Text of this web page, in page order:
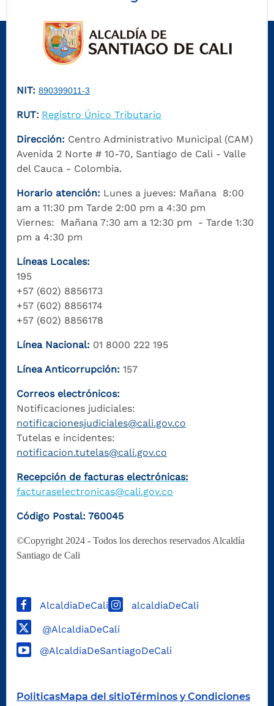
NIT: 890399011-3
RUT: Registro Único Tributario
Dirección: Centro Administrativo Municipal (CAM)
Avenida 2 Norte # 10-70, Santiago de Cali - Valle
del Cauca - Colombia.
Horario atención: Lunes a jueves: Mañana 8:00
am a 11:30 pm Tarde 2:00 pm a 4:30 pm
Viernes: Mañana 7:30 am a 12:30 pm - Tarde 1:30
pm a 4:30 pm
Líneas Locales:
195
+57 (602) 8856173
+57 (602) 8856174
+57 (602) 8856178
Línea Nacional: 01 8000 222 195
Línea Anticorrupción: 157
Correos electrónicos:
Notificaciones judiciales:
notificacionesjudiciales@cali.gov.co
Tutelas e incidentes:
notificacion.tutelas@cali.gov.co
Recepción de facturas electrónicas:
facturaselectronicas@cali.gov.co
Código Postal: 760045
©Copyright 2024 - Todos los derechos reservados Alcaldía
Santiago de Cali
AlcaldiaDeCali alcaldiaDeCali
@AlcaldiaDeCali
@AlcaldiaDeSantiagoDeCali
PoliticasMapa del sitioTérminos y Condiciones